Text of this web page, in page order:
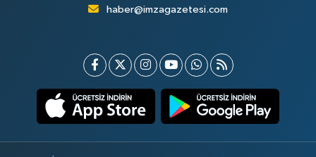
haber@imzagazetesi.com